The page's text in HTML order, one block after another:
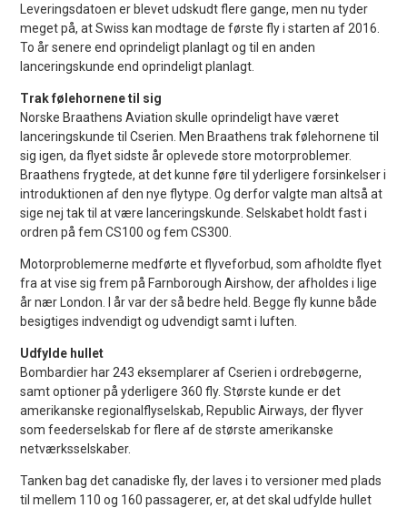
Leveringsdatoen er blevet udskudt flere gange, men nu tyder
meget på, at Swiss kan modtage de første fly i starten af 2016.
To år senere end oprindeligt planlagt og til en anden
lanceringskunde end oprindeligt planlagt.
Trak følehornene til sig
Norske Braathens Aviation skulle oprindeligt have været
lanceringskunde til Cserien. Men Braathens trak følehornene til
sig igen, da flyet sidste år oplevede store motorproblemer.
Braathens frygtede, at det kunne føre til yderligere forsinkelser i
introduktionen af den nye flytype. Og derfor valgte man altså at
sige nej tak til at være lanceringskunde. Selskabet holdt fast i
ordren på fem CS100 og fem CS300.
Motorproblemerne medførte et flyveforbud, som afholdte flyet
fra at vise sig frem på Farnborough Airshow, der afholdes i lige
år nær London. I år var der så bedre held. Begge fly kunne både
besigtiges indvendigt og udvendigt samt i luften.
Udfylde hullet
Bombardier har 243 eksemplarer af Cserien i ordrebøgerne,
samt optioner på yderligere 360 fly. Største kunde er det
amerikanske regionalflyselskab, Republic Airways, der flyver
som feederselskab for flere af de største amerikanske
netværksselskaber.
Tanken bag det canadiske fly, der laves i to versioner med plads
til mellem 110 og 160 passagerer, er, at det skal udfylde hullet